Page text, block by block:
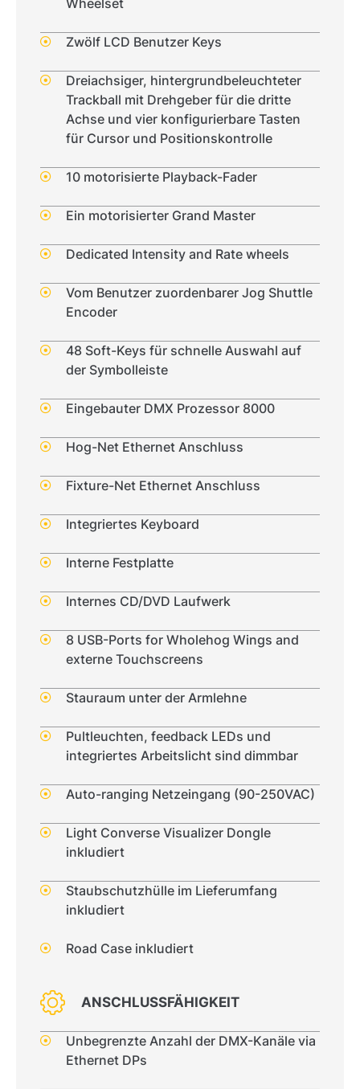
Zwölf LCD Benutzer Keys
Dreiachsiger, hintergrundbeleuchteter
Trackball mit Drehgeber für die dritte
Achse und vier konfigurierbare Tasten
für Cursor und Positionskontrolle
10 motorisierte Playback-Fader
Ein motorisierter Grand Master
Dedicated Intensity and Rate wheels
Vom Benutzer zuordenbarer Jog Shuttle
Encoder
48 Soft-Keys für schnelle Auswahl auf
der Symbolleiste
Eingebauter DMX Prozessor 8000
Hog-Net Ethernet Anschluss
Fixture-Net Ethernet Anschluss
Integriertes Keyboard
Interne Festplatte
Internes CD/DVD Laufwerk
8 USB-Ports for Wholehog Wings and
externe Touchscreens
Stauraum unter der Armlehne
Pultleuchten, feedback LEDs und
integriertes Arbeitslicht sind dimmbar
Auto-ranging Netzeingang (90-250VAC)
Light Converse Visualizer Dongle
inkludiert
Staubschutzhülle im Lieferumfang
inkludiert
Road Case inkludiert
ANSCHLUSSFÄHIGKEIT
Unbegrenzte Anzahl der DMX-Kanäle via
Ethernet DPs